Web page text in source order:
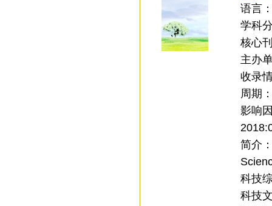
语言
学科
核心
主办
收录
周期
影响
简介
科技
科技